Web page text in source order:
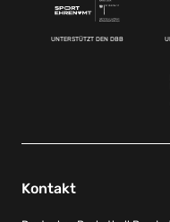
UNTERSTÜTZT DEN DBB
Kontakt